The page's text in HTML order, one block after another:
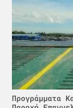
Προγράμματα